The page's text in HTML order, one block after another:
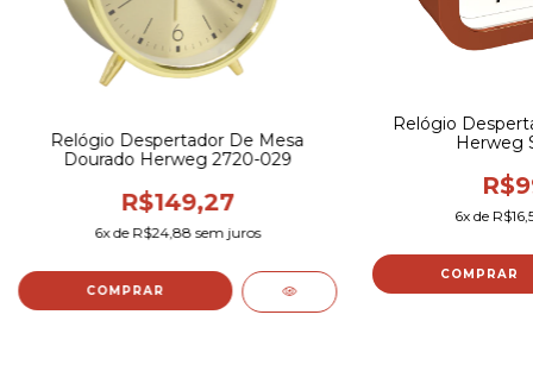
Relógio Despertador De Mesa
Dourado Herweg 2720-029
R$149,27
6x de R$24,88 sem juros
COMPRAR
Relógio
Herweg
6x de
COMPRAR